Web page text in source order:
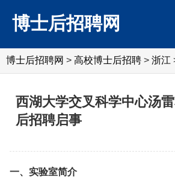
博士后招聘网
博士后招聘网 > 高校博士后招聘 > 浙江
西湖大学交叉科学中心汤
后招聘启事
一、实验室简介